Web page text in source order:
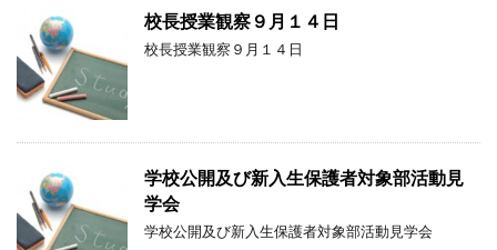
校長授業観察９月１４日
校長授業観察９月１４日
学校公開及び新入生保護者対象部活動見
学会
学校公開及び新入生保護者対象部活動見学会